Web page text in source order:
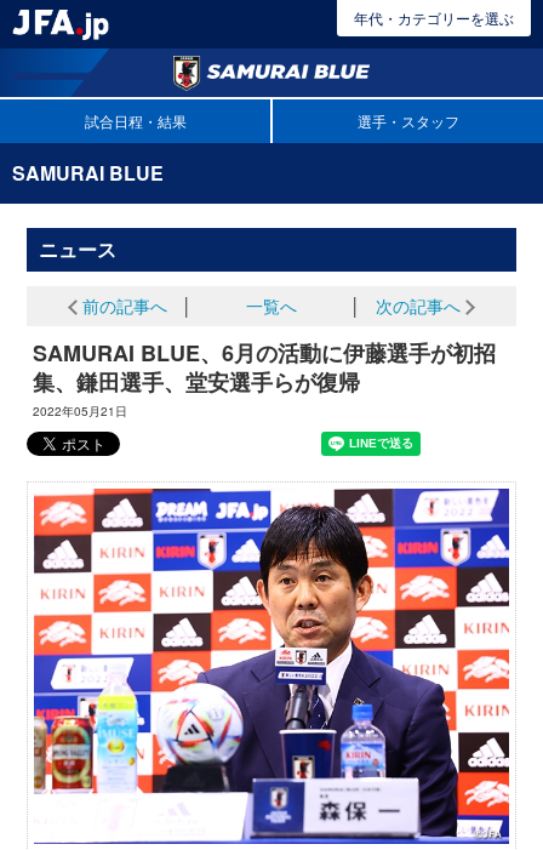
年代・カテゴリーを選ぶ
試合日程・結果 選手・スタッフ
SAMURAI BLUE
ニュース
前の記事へ 一覧へ 次の記事へ
SAMURAI BLUE、6月の活動に伊藤選手が初招
集、鎌田選手、堂安選手らが復帰
2022年05月21日